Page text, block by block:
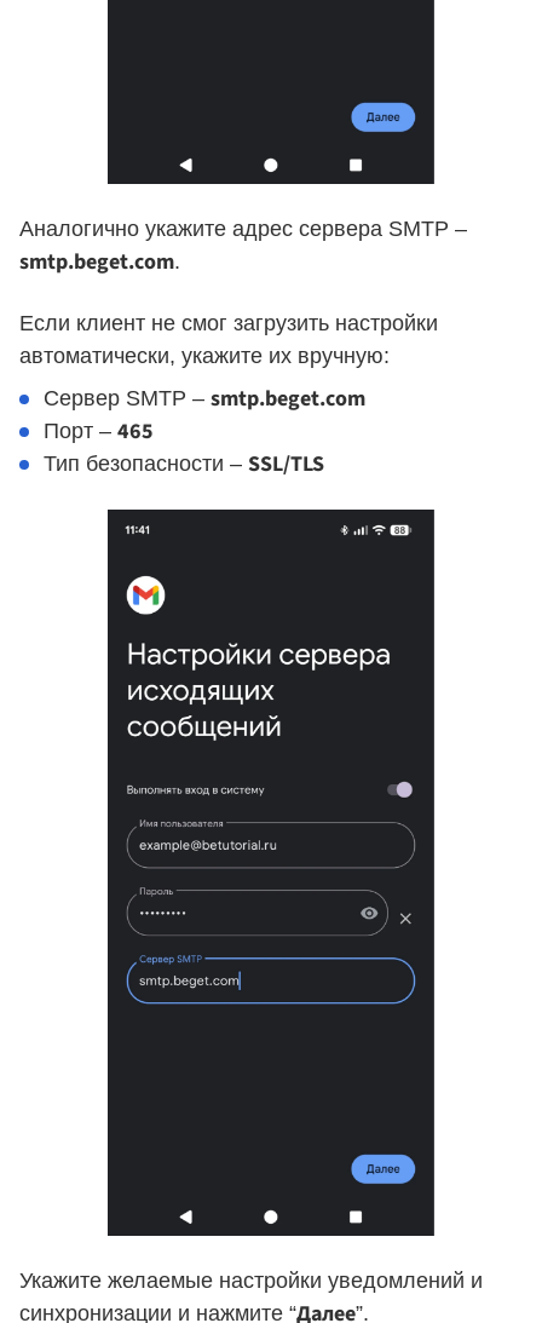
Аналогично укажите адрес сервера SMTP –
smtp.beget.com.
Если клиент не смог загрузить настройки
автоматически, укажите их вручную:
Сервер SMTP – smtp.beget.com
Порт – 465
Тип безопасности – SSL/TLS
Укажите желаемые настройки уведомлений и
синхронизации и нажмите “Далее”.